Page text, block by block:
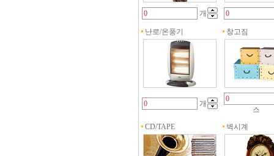
개
난로/온풍기 창고짐
개
스
CD/TAPE
벽시계